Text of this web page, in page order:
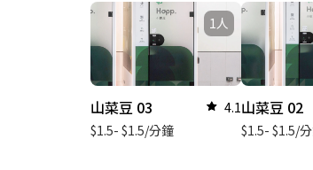
1人
山菜豆 03
4.1
$1.5- $1.5/分鐘
山菜豆 02
$1.5- $1.5/